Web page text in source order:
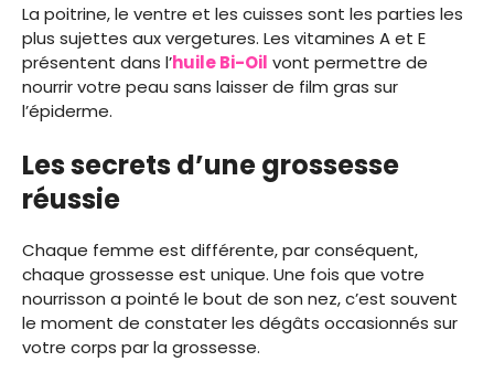
La poitrine, le ventre et les cuisses sont les parties les
plus sujettes aux vergetures. Les vitamines A et E
présentent dans l’huile Bi-Oil vont permettre de
nourrir votre peau sans laisser de film gras sur
l’épiderme.
Les secrets d’une grossesse
réussie
Chaque femme est différente, par conséquent,
chaque grossesse est unique. Une fois que votre
nourrisson a pointé le bout de son nez, c’est souvent
le moment de constater les dégâts occasionnés sur
votre corps par la grossesse.